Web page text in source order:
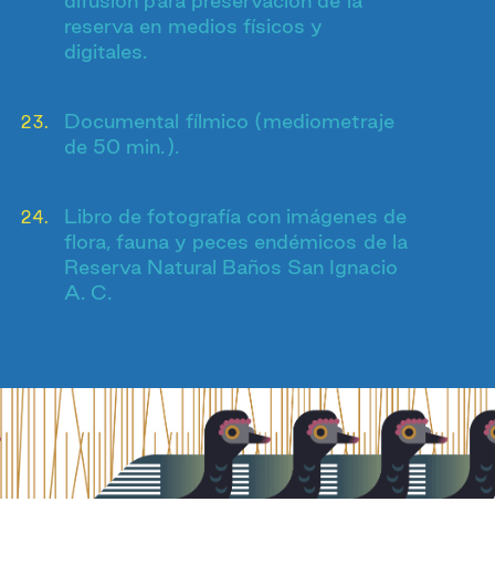
reserva en medios físicos y
digitales.
Documental fílmico (mediometraje
de 50 min.).
Libro de fotografía con imágenes de
flora, fauna y peces endémicos de la
Reserva Natural Baños San Ignacio
A. C.